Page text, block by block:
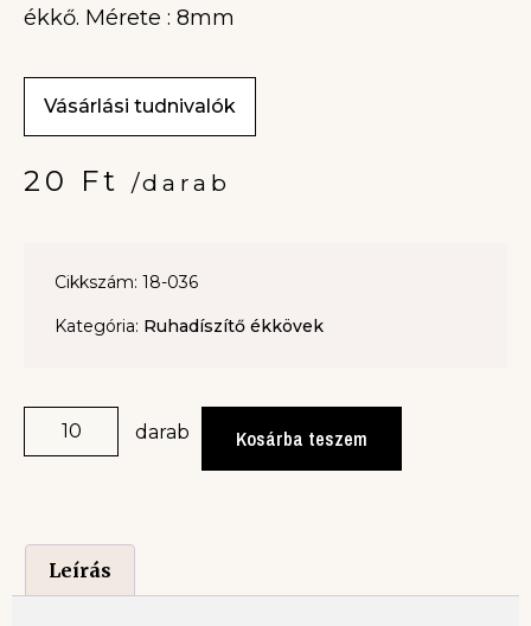
ékkő. Mérete : 8mm
Vásárlási tudnivalók
20 Ft /darab
Cikkszám: 18-036
Kategória: Ruhadíszítő ékkövek
darab Kosárba teszem
Leírás